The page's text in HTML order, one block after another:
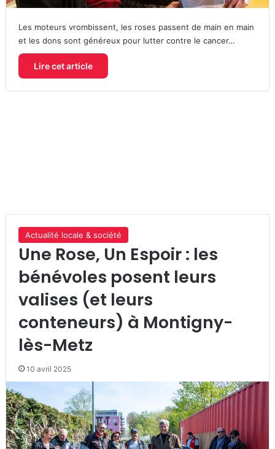
Les moteurs vrombissent, les roses passent de main en main
et les dons sont généreux pour lutter contre le cancer…
Lire cet article
Actualité locale & société
Une Rose, Un Espoir : les
bénévoles posent leurs
valises (et leurs
conteneurs) à Montigny-
lès-Metz
10 avril 2025